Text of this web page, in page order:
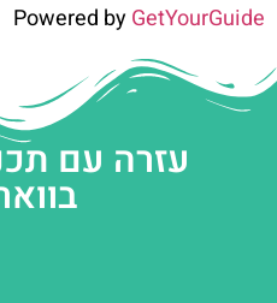
Powered byGetYourGuide
עזרה עם